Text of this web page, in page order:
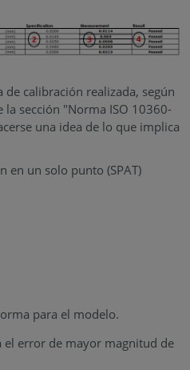
de calibración realizada, según
sección "Norma ISO 10360-
una idea de lo que implica
en un solo punto (SPAT)
para el modelo.
el error de mayor magnitud de